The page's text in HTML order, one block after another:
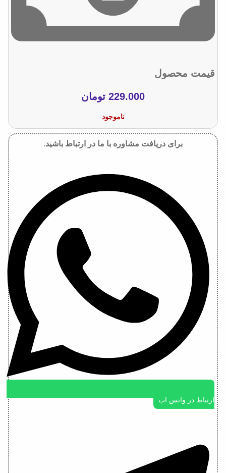
قیمت محصول
229.000 تومان
ناموجود
برای دریافت مشاوره با ما در ارتباط باشید.
ارتباط در واتس اپ